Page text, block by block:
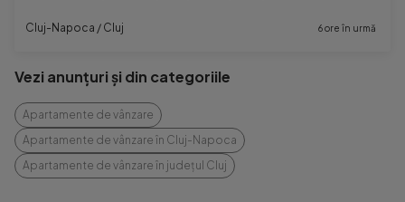
Cluj-Napoca / Cluj 6 ore în urmă
Vezi anunțuri și din categoriile
Apartamente de vânzare
Apartamente de vânzare în Cluj-Napoca
Apartamente de vânzare în județul Cluj